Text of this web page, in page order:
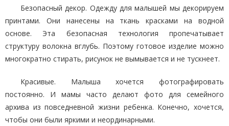
Безопасный декор. Одежду для малышей мы декорируем
принтами. Они нанесены на ткань красками на водной
основе. Эта безопасная технология пропечатывает
структуру волокна вглубь. Поэтому готовое изделие можно
многократно стирать, рисунок не вымывается и не тускнеет.
Красивые. Малыша хочется фотографировать
постоянно. И мамы часто делают фото для семейного
архива из повседневной жизни ребенка. Конечно, хочется,
чтобы они были яркими и неординарными.